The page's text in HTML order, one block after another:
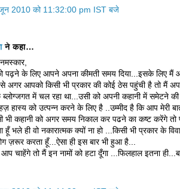
2010 को 11:32:00 pm IST बजे
ने कहा…
पढ़ने के लिए आपने अपना कीमती समय दिया...इसके लिए
अगर आपको किसी भी प्रकार की कोई ठेस पहुंची है तो मैं
में चल रहा था...उसी को अपनी कहानी में समेटने की
हास्य को उत्पन्न करने के लिए है ..उम्मीद है कि आप मेरी
भी कहानी को अगर समय निकाल कर पढने का कष्ट करेंगे
हूँ भले ही वो नकारात्मक क्यों ना हो ...किसी भी प्रकार के
ज़रूर करता हूँ...ऐसा ही इस बार भी हुआ है...
चाहेंगे तो मैं इन नामों को हटा दूँगा ...फिलहाल इतना